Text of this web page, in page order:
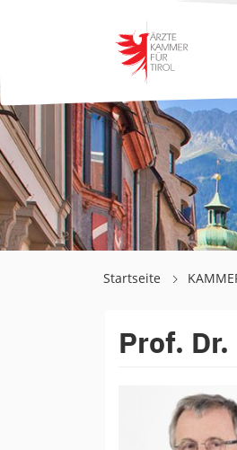
Startseite
Prof.